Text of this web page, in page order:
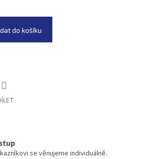
do košíku
se věnujeme individuálně.